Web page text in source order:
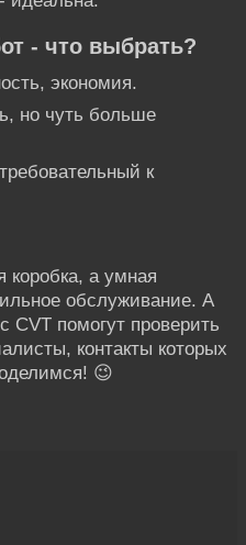
- что выбрать?
экономия.
но чуть больше
к
коробка, а умная
обслуживание. А
помогут проверить
контакты которых
😉